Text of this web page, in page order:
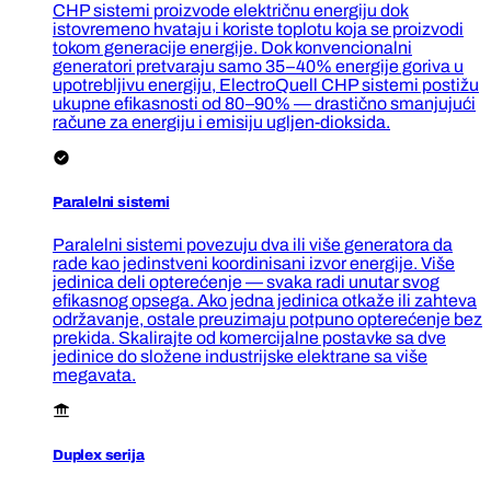
CHP sistemi proizvode električnu energiju dok
istovremeno hvataju i koriste toplotu koja se proizvodi
tokom generacije energije. Dok konvencionalni
generatori pretvaraju samo 35–40% energije goriva u
upotrebljivu energiju, ElectroQuell CHP sistemi postižu
ukupne efikasnosti od 80–90% — drastično smanjujući
račune za energiju i emisiju ugljen-dioksida.
Paralelni sistemi
Paralelni sistemi povezuju dva ili više generatora da
rade kao jedinstveni koordinisani izvor energije. Više
jedinica deli opterećenje — svaka radi unutar svog
efikasnog opsega. Ako jedna jedinica otkaže ili zahteva
održavanje, ostale preuzimaju potpuno opterećenje bez
prekida. Skalirajte od komercijalne postavke sa dve
jedinice do složene industrijske elektrane sa više
megavata.
Duplex serija